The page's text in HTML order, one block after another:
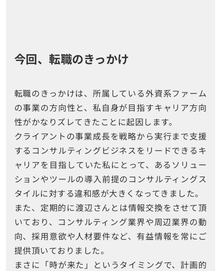
今回、転職のきっかけ
転職のきっかけは、所属している外資系ファーム
の事業の方向性と、私自身が目指すキャリア方向
性がかなりズレてきたことに起因します。
クライアントの事業成長を戦略から実行まで支援
するコンサルティングビジネスをリードできるキ
ャリアを目指していた私にとって、あるソリュー
ションやツールの導入前提のコンサルティングス
タイルに対する違和感が大きくなってきました。
また、定期的に渡辺さんとは情報交換をさせて頂
いており、コンサルティング業界や周辺業界の動
向、採用意欲や人材要件など、有益情報を常にご
提供頂いておりました。
まさに「時が来た」というタイミングで、計画的